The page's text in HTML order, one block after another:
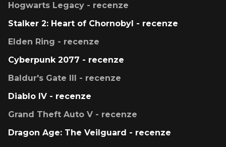
Hogwarts Legacy - recenze
Stalker 2: Heart of Chornobyl - recenze
Elden Ring - recenze
Cyberpunk 2077 - recenze
Baldur's Gate III - recenze
Diablo IV - recenze
Grand Theft Auto V - recenze
Dragon Age: The Veilguard - recenze